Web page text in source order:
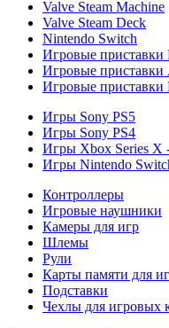
Valve Steam Machine
Valve Steam Deck
Nintendo Switch
Игровые приставки
Игровые приставки
Игровые приставки
Игры Sony PS5
Игры Sony PS4
Игры Xbox Series X
Игры Nintendo
Контроллеры
Игровые наушники
Камеры для игр
Шлемы
Рули
Карты памяти для
Подставки
Чехлы для игровых